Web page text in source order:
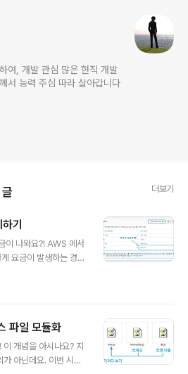
여, 개발 관심 많은 현직 개발
서 능력 주심 따라 살아갑니다
더보기
기
이 나와요?! AWS 에서
요금이 발생하는 경우
황 가정 비슷한 상황
부과되지 않으나 인스
제한 경우 탄력적 IP 주
결되어 있지 않은 IP
일 모듈화
개념을 아시나요? 지
아닌데요. 이번 시간